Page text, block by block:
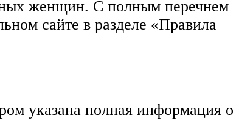
женщин. С полным перечнем
сайте в разделе «Правила
указана полная информация о